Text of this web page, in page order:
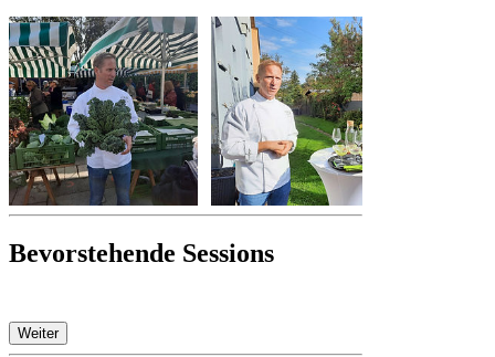
Bevorstehende Sessions
Weiter